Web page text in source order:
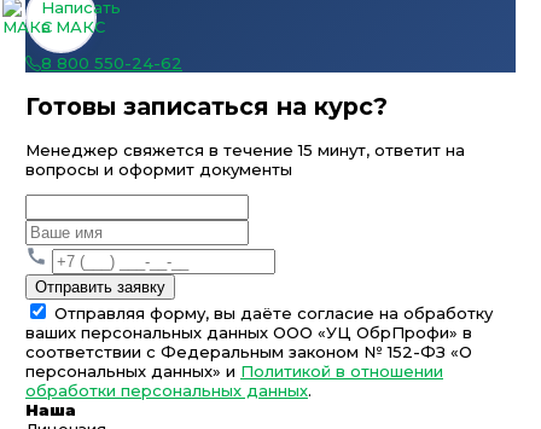
Написать
в МАКС
8 800 550-24-62
Готовы записаться на курс?
Менеджер свяжется в течение 15 минут, ответит на
вопросы и оформит документы
Отправить заявку
Отправляя форму, вы даёте согласие на обработку
ваших персональных данных ООО «УЦ ОбрПрофи» в
соответствии с Федеральным законом № 152-ФЗ «О
персональных данных» и Политикой в отношении
обработки персональных данных.
Наша